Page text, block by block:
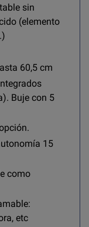
sin
(elemento
60,5 cm
Buje con 5
15
como
etc